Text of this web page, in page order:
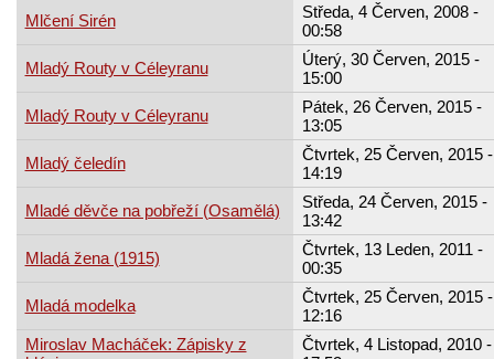
Mlčení Sirén
Středa, 4 Červen, 2008 -
00:58
Mladý Routy v Céleyranu
Úterý, 30 Červen, 2015 -
15:00
Mladý Routy v Céleyranu
Pátek, 26 Červen, 2015 -
13:05
Mladý čeledín
Čtvrtek, 25 Červen, 2015 -
14:19
Mladé děvče na pobřeží (Osamělá)
Středa, 24 Červen, 2015 -
13:42
Mladá žena (1915)
Čtvrtek, 13 Leden, 2011 -
00:35
Mladá modelka
Čtvrtek, 25 Červen, 2015 -
12:16
Miroslav Macháček: Zápisky z
Čtvrtek, 4 Listopad, 2010 -